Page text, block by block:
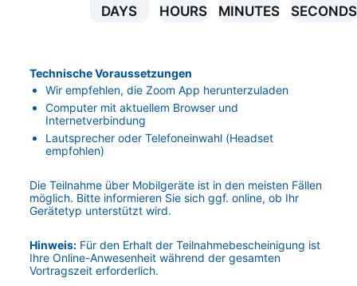
DAYS HOURS MINUTES SECONDS
Technische Voraussetzungen
Wir empfehlen, die Zoom App herunterzuladen
Computer mit aktuellem Browser und
Internetverbindung
Lautsprecher oder Telefoneinwahl (Headset
empfohlen)
Die Teilnahme über Mobilgeräte ist in den meisten Fällen
möglich. Bitte informieren Sie sich ggf. online, ob Ihr
Gerätetyp unterstützt wird.
Hinweis: Für den Erhalt der Teilnahmebescheinigung ist
Ihre Online-Anwesenheit während der gesamten
Vortragszeit erforderlich.